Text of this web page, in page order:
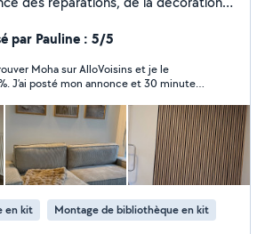
soucis du détails. N hésitez pas
plus d informations Cordialement
par Pauline : 5/5
Moha sur AlloVoisins et je le
J’ai posté mon annonce et 30 minutes
mon appartement. En plus d’être
de tout le matériel nécessaire, Moha
gentillesse incroyable. Il donne
bienveillant et à l’écoute. Ses
au vu de la qualité de son travail. Grâce
est métamorphosé en deux jours !
seconde : Moha est souriant,
et très professionnel Merci encore pour
en kit Montage de bibliothèque en kit